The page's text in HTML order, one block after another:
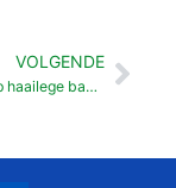
VOLGENDE
Jesaja Wèl op haailege baarg wonen mag